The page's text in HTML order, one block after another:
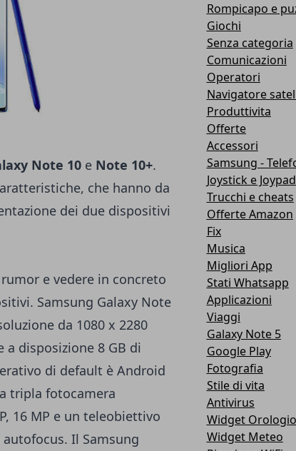
Note 10 e Note 10+.
che hanno da
dei due dispositivi
e vedere in concreto
Samsung Galaxy Note
da 1080 x 2280
a disposizione 8 GB di
di default è Android
tripla fotocamera
16 MP e un teleobiettivo
Il Samsung
Rompicapo e
Giochi
Senza categoria
Comunicazioni
Operatori
Navigatore
Produttivita
Offerte
Accessori
Samsung -
Joystick e Joypad
Trucchi e cheats
Offerte Amazon
Fix
Musica
Migliori App
Stati Whatsapp
Applicazioni
Viaggi
Galaxy Note 5
Google Play
Fotografia
Stile di vita
Antivirus
Widget Orologio
Widget Meteo